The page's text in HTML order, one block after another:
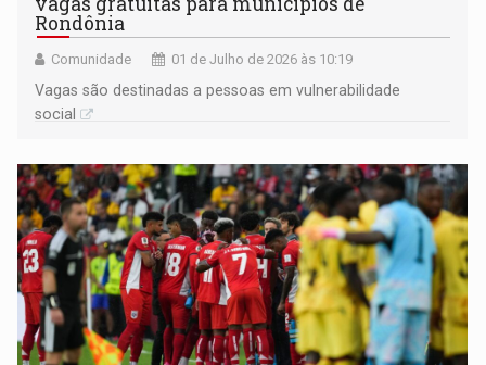
Rondônia
Comunidade 01 de Julho de 2026 às 10:19
Vagas são destinadas a pessoas em vulnerabilidade
social